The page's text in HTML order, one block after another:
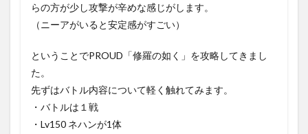
らの方が少し攻撃が辛めな感じがします。
（ニーアがいると安定感がすごい）
ということでPROUD「修羅の如く」を攻略してきまし
た。
先ずはバトル内容について軽く触れてみます。
・バトルは１戦
・Lv150 ネハンが1体